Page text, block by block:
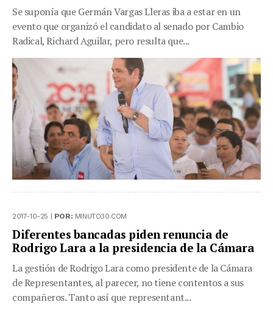
Se suponía que Germán Vargas Lleras iba a estar en un
evento que organizó el candidato al senado por Cambio
Radical, Richard Aguilar, pero resulta que...
2017-10-25 | POR: MINUTO30.COM
Diferentes bancadas piden renuncia de
Rodrigo Lara a la presidencia de la Cámara
La gestión de Rodrigo Lara como presidente de la Cámara
de Representantes, al parecer, no tiene contentos a sus
compañeros. Tanto así que representant...